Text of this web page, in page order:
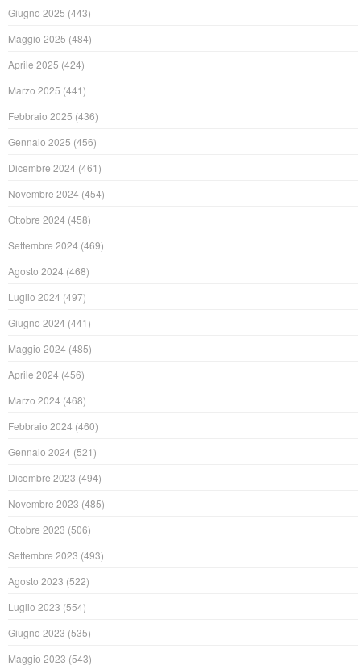
Giugno 2025 (443)
Maggio 2025 (484)
Aprile 2025 (424)
Marzo 2025 (441)
Febbraio 2025 (436)
Gennaio 2025 (456)
Dicembre 2024 (461)
Novembre 2024 (454)
Ottobre 2024 (458)
Settembre 2024 (469)
Agosto 2024 (468)
Luglio 2024 (497)
Giugno 2024 (441)
Maggio 2024 (485)
Aprile 2024 (456)
Marzo 2024 (468)
Febbraio 2024 (460)
Gennaio 2024 (521)
Dicembre 2023 (494)
Novembre 2023 (485)
Ottobre 2023 (506)
Settembre 2023 (493)
Agosto 2023 (522)
Luglio 2023 (554)
Giugno 2023 (535)
Maggio 2023 (543)